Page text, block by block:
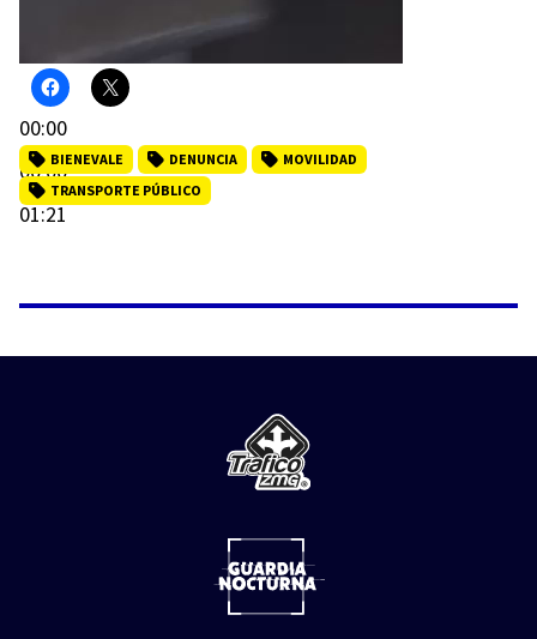
00:00
00:00
01:21
BIENEVALE DENUNCIA
MOVILIDAD
TRANSPORTE PÚBLICO